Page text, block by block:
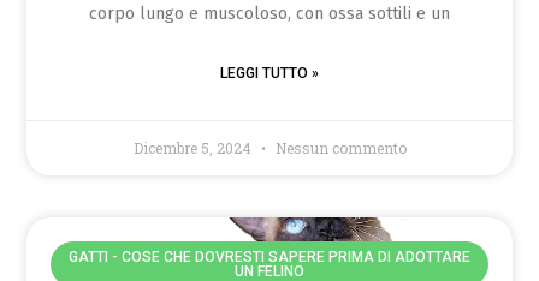
corpo lungo e muscoloso, con ossa sottili e un
LEGGI TUTTO »
Dicembre 5, 2024 Nessun commento
GATTI - COSE CHE DOVRESTI SAPERE PRIMA DI ADOTTARE
UN FELINO